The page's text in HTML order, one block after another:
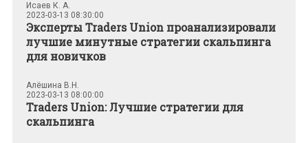
Исаев К. А.
2023-03-13 08:30:00
Эксперты Traders Union проанализировали
лучшие минутные стратегии скальпинга
для новичков
Алёшина В.Н.
2023-03-13 08:00:00
Traders Union: Лучшие стратегии для
скальпинга